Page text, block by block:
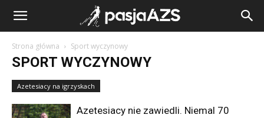
Strona główna Sport wyczynowy
SPORT WYCZYNOWY
Azetesiacy na igrzyskach
Azetesiacy nie zawiedli. Niemal 70